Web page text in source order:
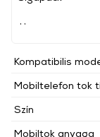
Kompatibilis
Mobiltelefon tok
Szín
Mobiltok anyaga